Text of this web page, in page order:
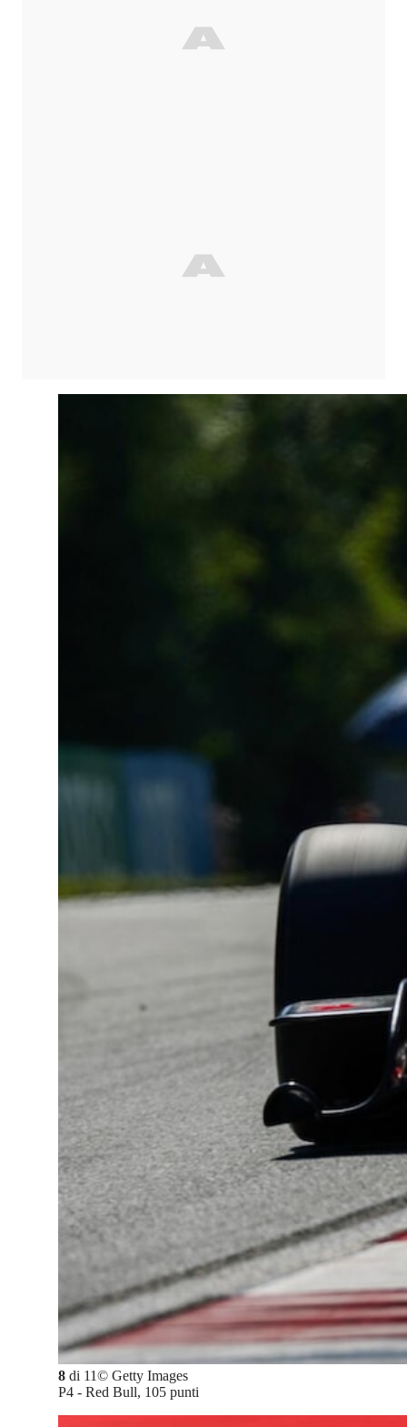
8 di 11© Getty Images
P4 - Red Bull, 105 punti